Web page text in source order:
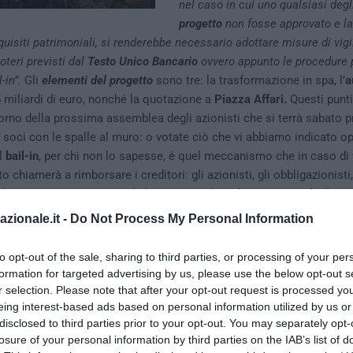
- Do Not Process My Personal Information
opt-out of the sale, sharing to third parties, or processing of your
for targeted advertising by us, please use the below opt-out
selection. Please note that after your opt-out request is processed
interest-based ads based on personal information utilized by us
to third parties prior to your opt-out. You may separately
of your personal information by third parties on the IAB’s list of
nel caso in cui uno qualsiasi
progettonon fosse approvato e
patrimoniali, si renderebbe necessario adottare misure di
previsti dal Testo Unico Bancarioovvero appunto le procedure
Gli elementi del progettosono tre: la trasformazione in spa, l’
miliardi di euro, nonché la quotazione a Piazza Affari. Questi
della prossima assemblea degli azionisti che si terrà sabato
soci con le spalle al muro: o votate ciò che vi abbiamo indicato
bail-in, per chi non lo sapesse, è quel meccanismo che in caso
chiamerà a rimborsare i creditori: gli azionisti, gli
100.000 euro. Secondo l’istituto guidato daMario Draghi:“
e tre gli elementi del progetto da parte dell’assemblea degli
dei requisiti patrimoniali secondo le modalità rappresentate
.